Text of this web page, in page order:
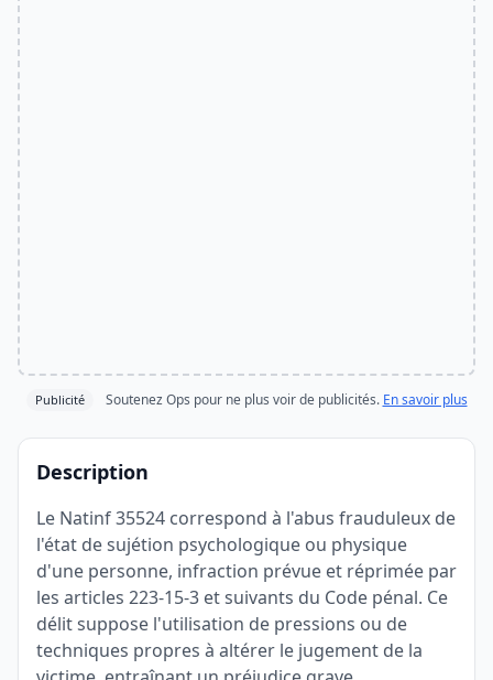
Publicité Soutenez Ops pour ne plus voir de publicités. En savoir plus
Description
Le Natinf 35524 correspond à l'abus frauduleux de
l'état de sujétion psychologique ou physique
d'une personne, infraction prévue et réprimée par
les articles 223-15-3 et suivants du Code pénal. Ce
délit suppose l'utilisation de pressions ou de
techniques propres à altérer le jugement de la